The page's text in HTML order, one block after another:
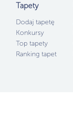
Tapety
Dodaj tapetę
Konkursy
Top tapety
Ranking tapet